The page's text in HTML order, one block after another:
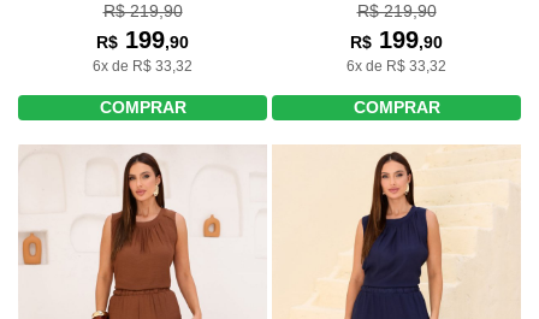
R$ 219,90
R$ 199,90
6x de R$ 33,32
COMPRAR
R$ 219,90
R$ 199,90
6x de R$ 33,32
COMPRAR